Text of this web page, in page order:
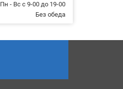
Пн - Вс с 9-00 до 19-00
Без обеда